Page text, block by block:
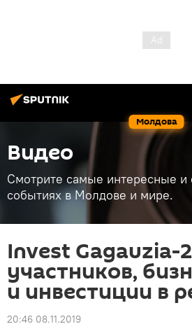
Молдова
Видео
Смотрите самые интересные и
событиях в Молдове и мире.
Invest Gagauzia-
участников,
и инвестиции в
20:46 08.11.2019